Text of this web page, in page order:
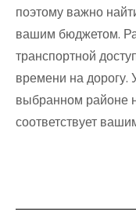
поэтому важно
вашим бюджетом.
транспортной
времени на дорогу.
выбранном районе
соответствует